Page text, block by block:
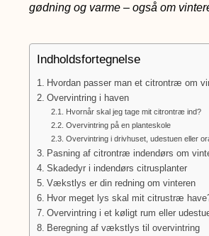
gødning og varme – også om
Indholdsfortegnelse
Hvordan passer man et citrontræ om
Overvintring i haven
Hvornår skal jeg tage mit citrontræ ind?
Overvintring på en planteskole
Overvintring i drivhuset, udestuen eller
Pasning af citrontræ indendørs om
Skadedyr i indendørs citrusplanter
Vækstlys er din redning om vinteren
Hvor meget lys skal mit citrustræ
Overvintring i et køligt rum eller
Beregning af vækstlys til overvintring